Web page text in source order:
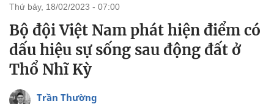
thứ bảy, 18/02/2023 - 07:00
Bộ đội Việt Nam phát hiện điểm có
dấu hiệu sự sống sau động đất ở
Thổ Nhĩ Kỳ
Trần Thường